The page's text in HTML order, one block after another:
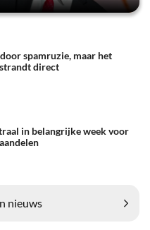
spamruzie, maar het
direct
in belangrijke week voor
nieuws